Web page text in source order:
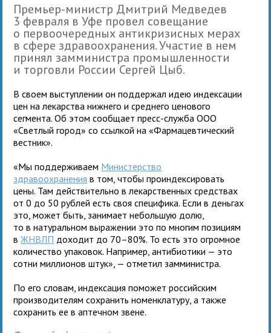
Премьер-министр Дмитрий Медведев
3 февраля в Уфе провел совещание
о первоочередных антикризисных мерах
в сфере здравоохранения. Участие в нем
принял замминистра промышленности
и торговли России Сергей Цыб.
В своем выступлении он поддержал идею индексации
цен на лекарства нижнего и среднего ценового
сегмента. Об этом сообщает пресс-служба ООО
«Светлый город» со ссылкой на «Фармацевтический
вестник».
«Мы поддерживаем Министерство
здравоохранения в том, чтобы проиндексировать
цены. Там действительно в лекарственных средствах
от 0 до 50 рублей есть своя специфика. Если в деньгах
это, может быть, занимает небольшую долю,
то в натуральном выражении это по многим позициям
вЖНВЛП доходит до 70–80%. То есть это огромное
количество упаковок. Например, антибиотики — это
сотни миллионов штук», — отметил замминистра.
По его словам, индексация поможет российским
производителям сохранить номенклатуру, а также
сохранить ее в аптечном звене.